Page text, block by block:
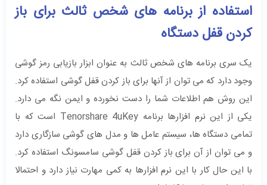
استفاده از برنامه های شخص ثالث برای باز
کردن قفل دستگاه
یک سری برنامه های شخص ثالث به عنوان ابزار بازیابی رمز گوشی
وجود دارد که می توان از آنها برای باز کردن قفل گوشی استفاده کرد.
این روش هم اطلاعات شما را دست نخورده و ایمن نگه می دارد.
یکی از این نرم افزارها برنامه Tenorshare 4uKey است که با
تمامی دستگاه ها، سیستم عامل ها و مدل های گوشی سازگاری دارد
و می توان از آن برای باز کردن قفل گوشی سامسونگ استفاده کرد.
با این حال کار با این نرم افزارها به کمی مهارت نیاز دارد و احتمالا